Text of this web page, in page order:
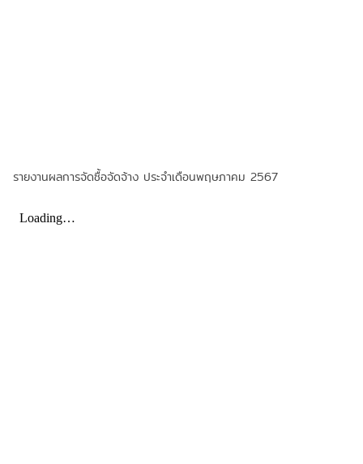
รายงานผลการจัดซื้อจัดจ้าง ประจำเดือนพฤษภาคม 2567